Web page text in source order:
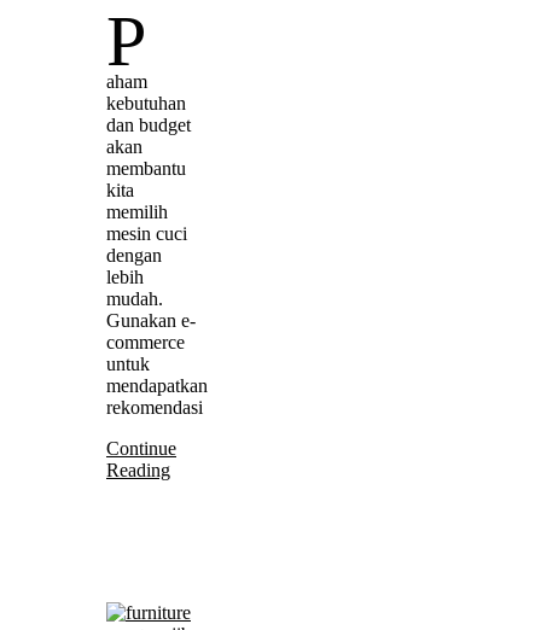
P
aham
kebutuhan
dan budget
akan
membantu
kita
memilih
mesin cuci
dengan
lebih
mudah.
Gunakan e-
commerce
untuk
mendapatkan
rekomendasi
Continue
Reading